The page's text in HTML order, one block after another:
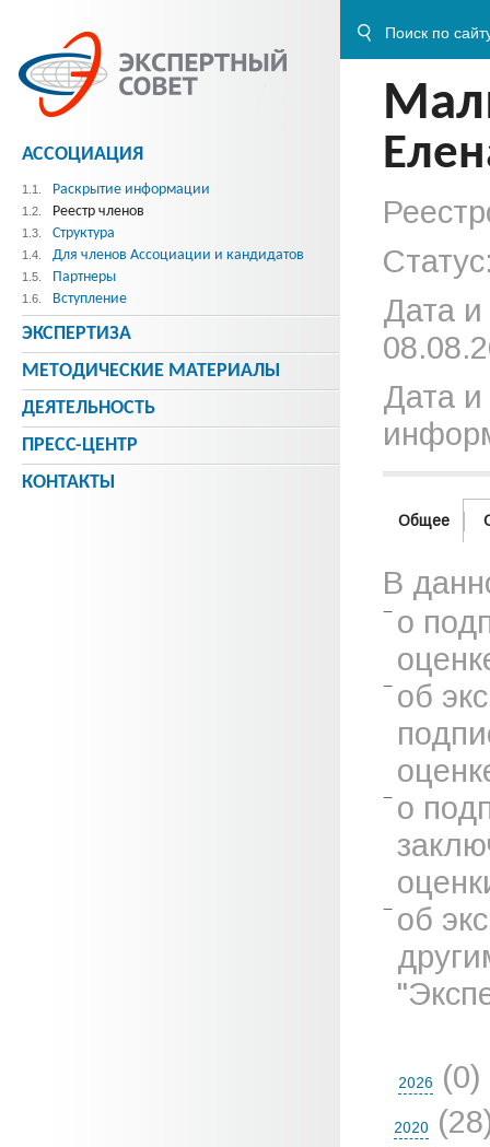
Дата
Дата и
Общее
В
о
об
о
об
2026 (0)
2020
АССОЦИАЦИЯ
1.1. Раскрытие информации
1.2. Реестр членов
1.3. Структура
1.4. Для членов Ассоциации и кандидатов
1.5. Партнеры
1.6. Вступление
ЭКСПЕРТИЗА
МЕТОДИЧЕСКИE МАТЕРИАЛЫ
ДЕЯТЕЛЬНОСТЬ
ПРЕСС-ЦЕНТР
КОНТАКТЫ